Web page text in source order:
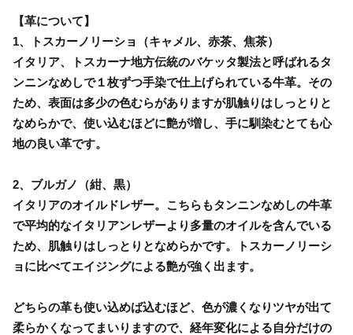
【革について】
1、トスカーノリーショ（キャメル、赤茶、焦茶）
イタリア、トスカーナ地方伝統のバケッタ製法と呼ばれるタ
ンニンなめしで１枚ずつ手染で仕上げられている牛革。その
ため、表面は多少の色むらがありますが肌触りはしっとりと
なめらかで、使い込むほどに艶が増し、手に馴染むとても心
地の良い革です。
2、ブルガノ（紺、黒）
イタリアのオイルドレザー。こちらもタンニンなめしの牛革
で平均的なイタリアンレザーより多量のオイルを含んでいる
ため、肌触りはしっとりとなめらかです。トスカーノリーシ
ョに比べてエイジングによる艶が強く出ます。
どちらの革も使い込めば込むほど、色が濃くなりツヤが出て
柔らかくなってまいりますので、経年変化による自分だけの